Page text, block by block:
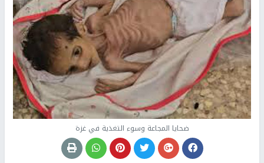
ضحايا المجاعة وسوء التغذية في غزة